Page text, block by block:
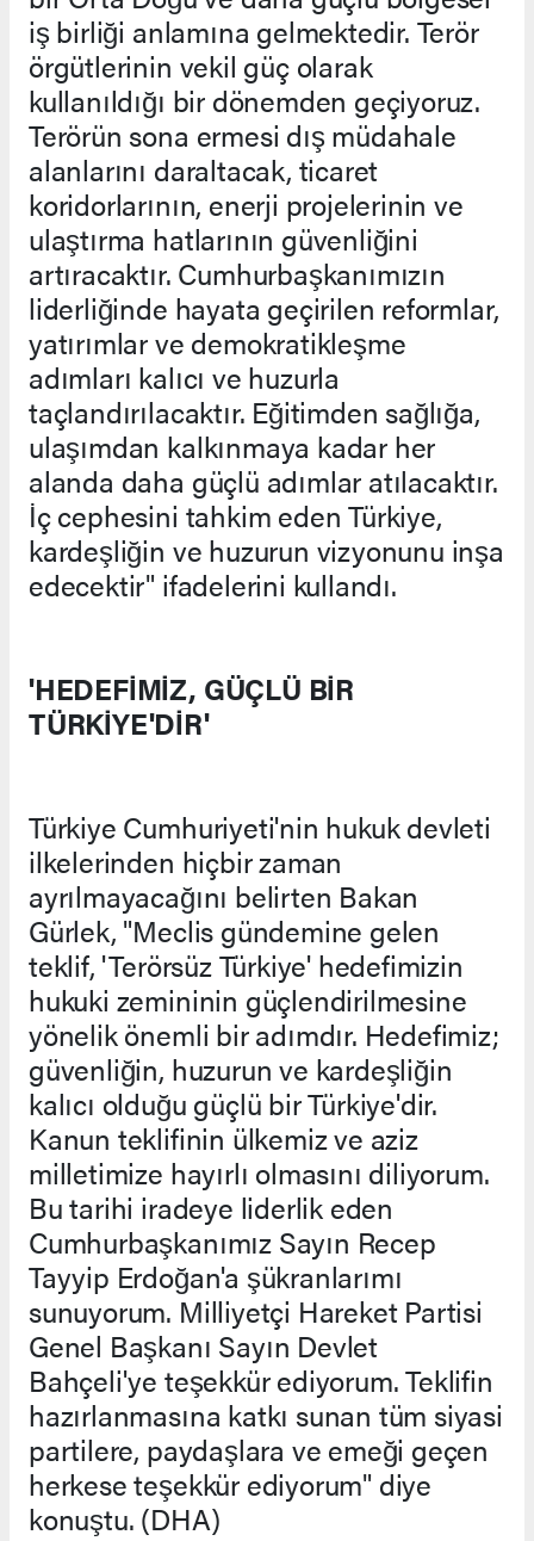
iş birliği anlamına gelmektedir. Terör
örgütlerinin vekil güç olarak
kullanıldığı bir dönemden geçiyoruz.
Terörün sona ermesi dış müdahale
alanlarını daraltacak, ticaret
koridorlarının, enerji projelerinin ve
ulaştırma hatlarının güvenliğini
artıracaktır. Cumhurbaşkanımızın
liderliğinde hayata geçirilen reformlar,
yatırımlar ve demokratikleşme
adımları kalıcı ve huzurla
taçlandırılacaktır. Eğitimden sağlığa,
ulaşımdan kalkınmaya kadar her
alanda daha güçlü adımlar atılacaktır.
İç cephesini tahkim eden Türkiye,
kardeşliğin ve huzurun vizyonunu inşa
edecektir" ifadelerini kullandı.
'HEDEFİMİZ, GÜÇLÜ BİR
TÜRKİYE'DİR'
Türkiye Cumhuriyeti'nin hukuk devleti
ilkelerinden hiçbir zaman
ayrılmayacağını belirten Bakan
Gürlek, "Meclis gündemine gelen
teklif, 'Terörsüz Türkiye' hedefimizin
hukuki zemininin güçlendirilmesine
yönelik önemli bir adımdır. Hedefimiz;
güvenliğin, huzurun ve kardeşliğin
kalıcı olduğu güçlü bir Türkiye'dir.
Kanun teklifinin ülkemiz ve aziz
milletimize hayırlı olmasını diliyorum.
Bu tarihi iradeye liderlik eden
Cumhurbaşkanımız Sayın Recep
Tayyip Erdoğan'a şükranlarımı
sunuyorum. Milliyetçi Hareket Partisi
Genel Başkanı Sayın Devlet
Bahçeli'ye teşekkür ediyorum. Teklifin
hazırlanmasına katkı sunan tüm siyasi
partilere, paydaşlara ve emeği geçen
herkese teşekkür ediyorum" diye
konuştu. (DHA)